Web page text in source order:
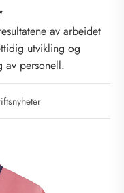
av arbeidet
utvikling og
av personell.